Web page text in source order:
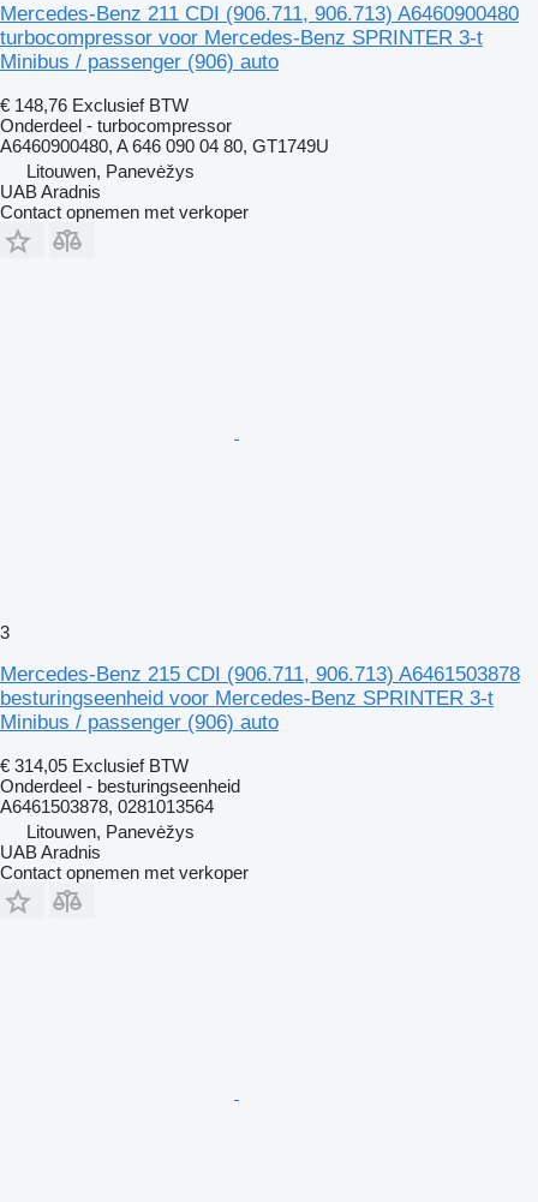
Mercedes-Benz 211 CDI (906.711, 906.713) A6460900480
turbocompressor voor Mercedes-Benz SPRINTER 3-t
Minibus / passenger (906) auto
€ 148,76 Exclusief BTW
Onderdeel - turbocompressor
A6460900480, A 646 090 04 80, GT1749U
Litouwen, Panevėžys
UAB Aradnis
Contact opnemen met verkoper
3
Mercedes-Benz 215 CDI (906.711, 906.713) A6461503878
besturingseenheid voor Mercedes-Benz SPRINTER 3-t
Minibus / passenger (906) auto
€ 314,05 Exclusief BTW
Onderdeel - besturingseenheid
A6461503878, 0281013564
Litouwen, Panevėžys
UAB Aradnis
Contact opnemen met verkoper